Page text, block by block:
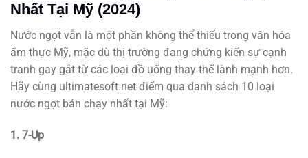
Nhất Tại Mỹ (2024)
Nước ngọt vẫn là một phần không thể thiếu trong văn hóa
ẩm thực Mỹ, mặc dù thị trường đang chứng kiến sự cạnh
tranh gay gắt từ các loại đồ uống thay thế lành mạnh hơn.
Hãy cùng ultimatesoft.net điểm qua danh sách 10 loại
nước ngọt bán chạy nhất tại Mỹ:
1. 7-Up